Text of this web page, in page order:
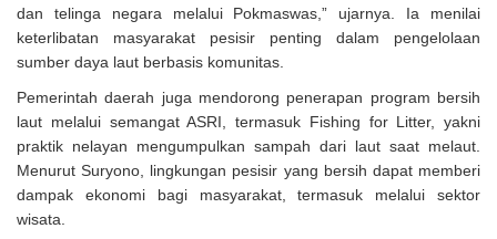
dan telinga negara melalui Pokmaswas,” ujarnya. Ia menilai
keterlibatan masyarakat pesisir penting dalam pengelolaan
sumber daya laut berbasis komunitas.
Pemerintah daerah juga mendorong penerapan program bersih
laut melalui semangat ASRI, termasuk Fishing for Litter, yakni
praktik nelayan mengumpulkan sampah dari laut saat melaut.
Menurut Suryono, lingkungan pesisir yang bersih dapat memberi
dampak ekonomi bagi masyarakat, termasuk melalui sektor
wisata.